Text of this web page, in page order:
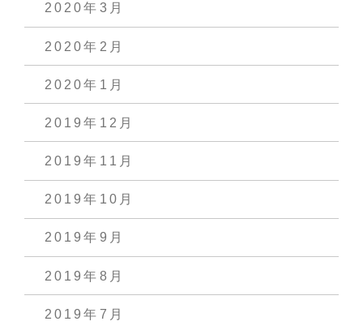
2020年3月
2020年2月
2020年1月
2019年12月
2019年11月
2019年10月
2019年9月
2019年8月
2019年7月